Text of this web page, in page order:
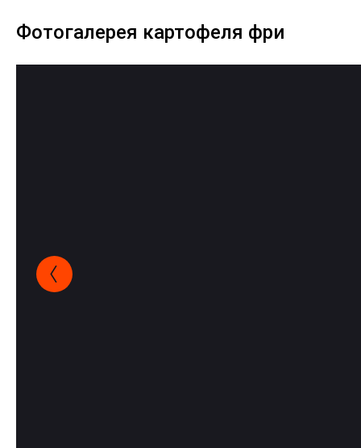
Фотогалерея картофеля фри